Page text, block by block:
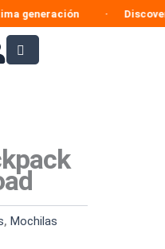
Discovery
, Mochilas